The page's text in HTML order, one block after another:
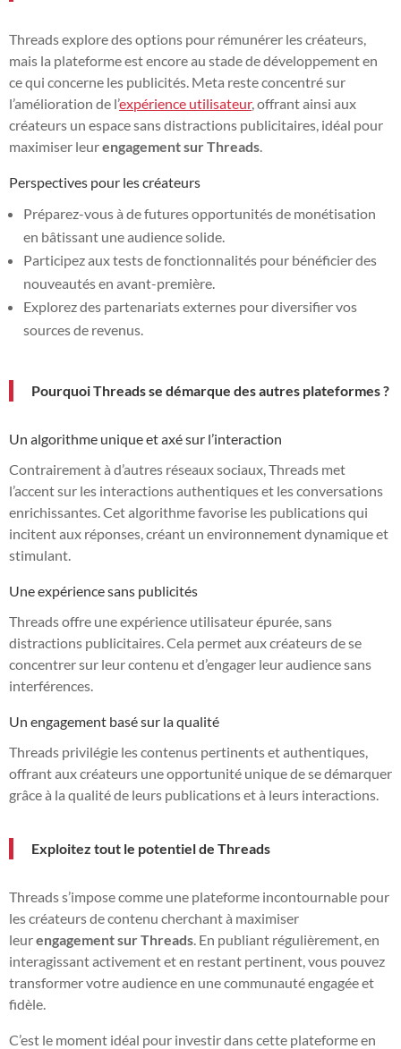
Threads explore des options pour rémunérer les créateurs,
mais la plateforme est encore au stade de développement en
ce qui concerne les publicités. Meta reste concentré sur
l’amélioration de l’expérience utilisateur, offrant ainsi aux
créateurs un espace sans distractions publicitaires, idéal pour
maximiser leurengagement sur Threads
Perspectives pour les créateurs
Préparez-vous à de futures opportunités de monétisation
en bâtissant une audience solide.
Participez aux tests de fonctionnalités pour bénéficier des
nouveautés en avant-première.
Explorez des partenariats externes pour diversifier vos
sources de revenus.
Pourquoi Threads se démarque des autres plateformes ?
Un algorithme unique et axé sur l’interaction
Contrairement à d’autres réseaux sociaux, Threads met
l’accent sur les interactions authentiques et les conversations
enrichissantes. Cet algorithme favorise les publications qui
incitent aux réponses, créant un environnement dynamique et
stimulant.
Une expérience sans publicités
Threads offre une expérience utilisateur épurée, sans
distractions publicitaires. Cela permet aux créateurs de se
concentrer sur leur contenu et d’engager leur audience sans
interférences.
Un engagement basé sur la qualité
Threads privilégie les contenus pertinents et authentiques,
offrant aux créateurs une opportunité unique de se démarquer
grâce à la qualité de leurs publications et à leurs interactions.
Exploitez tout le potentiel de Threads
Threads s’impose comme une plateforme incontournable pour
les créateurs de contenu cherchant à maximiser
leurengagement sur Threads . En publiant régulièrement, en
interagissant activement et en restant pertinent, vous pouvez
transformer votre audience en une communauté engagée et
fidèle.
C’est le moment idéal pour investir dans cette plateforme en